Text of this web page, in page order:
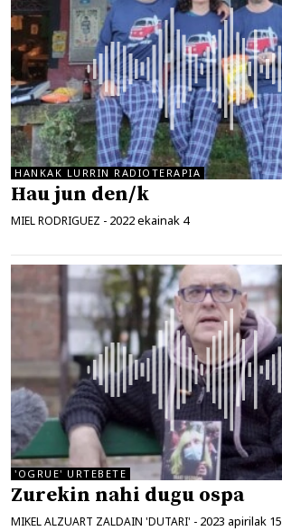
HANKAK LURRIN RADIOTERAPIA
Hau jun den/k
MIEL RODRIGUEZ - 2022 ekainak 4
'OGRUE' URTEBETE
Zurekin nahi dugu ospa
MIKEL ALZUART ZALDAIN 'DUTARI' - 2023 apirilak 15